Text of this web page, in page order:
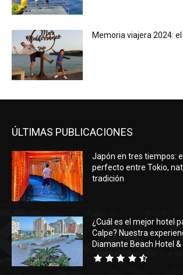
Memoria viajera 2024:
ÚLTIMAS PUBLICACIONES
Japón en tres tiempos:
perfecto entre Tokio,
tradición
¿Cuál es el mejor hotel
Calpe? Nuestra
Diamante Beach Hotel &